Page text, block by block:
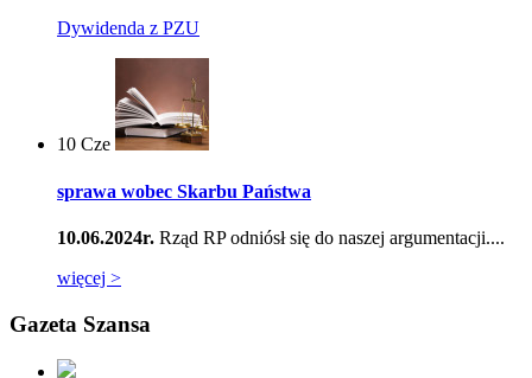
Dywidenda z PZU
10 Cze
sprawa wobec Skarbu Państwa
10.06.2024r. Rząd RP odniósł się do naszej argumentacji....
więcej >
Gazeta Szansa